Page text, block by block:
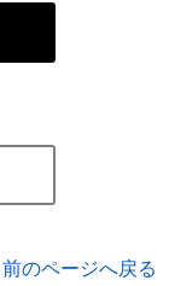
前のページへ戻る